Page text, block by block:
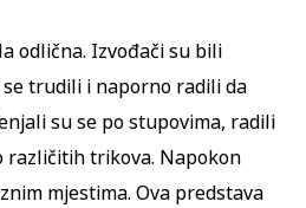
odlična. Izvođači su bili
trudili i naporno radili da
su se po stupovima, radili
različitih trikova. Napokon
mjestima. Ova predstava